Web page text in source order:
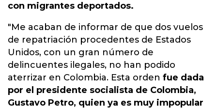
con migrantes deportados.
"Me acaban de informar de que dos vuelos
de repatriación procedentes de Estados
Unidos, con un gran número de
delincuentes ilegales, no han podido
aterrizar en Colombia. Esta orden fue dada
por el presidente socialista de Colombia,
Gustavo Petro, quien ya es muy impopular